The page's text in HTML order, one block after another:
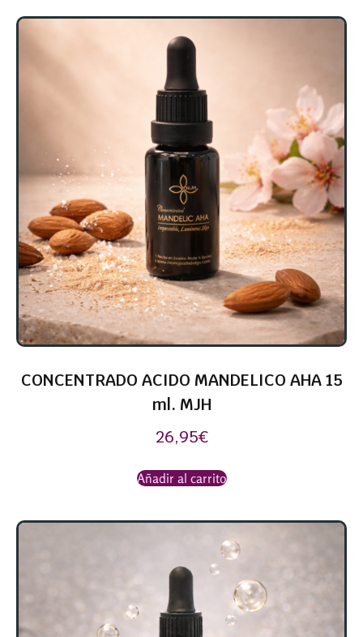
CONCENTRADO ACIDO MANDELICO AHA 15
ml. MJH
26,95€
Añadir al carrito